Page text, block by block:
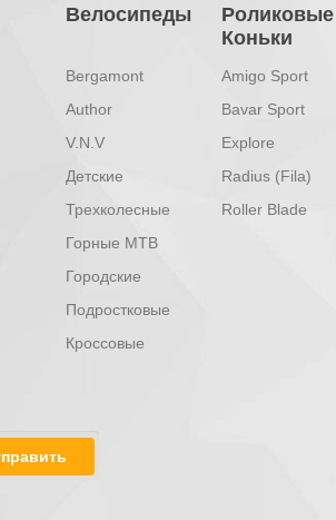
Велосипеды
Bergamont
Author
V.N.V
Детские
Трехколесные
Горные MTB
Городские
Подростковые
Кроссовые
Роликовые
Коньки
Amigo Sport
Bavar Sport
Explore
Radius (Fila)
Roller Blade